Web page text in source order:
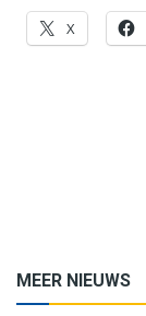
X
MEER NIEUWS